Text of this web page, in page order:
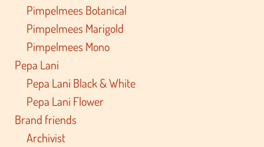
Pimpelmees Botanical
Pimpelmees Marigold
Pimpelmees Mono
Pepa Lani
Pepa Lani Black & White
Pepa Lani Flower
Brand friends
Archivist